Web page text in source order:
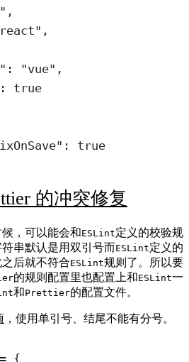
,
,
: "vue" ,
: true
: true
的冲突修复
，可以能会和ESLint定义的校验规
符串默认是用双引号而ESLint定义的
后就不符合ESLint规则了。所以要
的规则配置里也配置上和ESLint一
和Prettier的配置文件。
，使用单引号、结尾不能有分号。
= {